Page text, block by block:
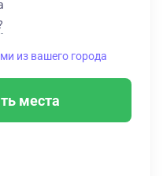
из вашего города
места